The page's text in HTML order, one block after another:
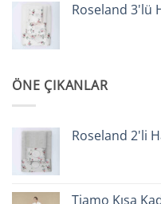
Roseland 3'lü
ÖNE ÇIKANLAR
Roseland 2'li
Tiamo Kısa